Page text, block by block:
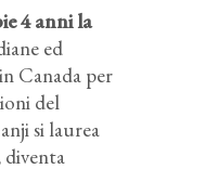
4 anni la
ed
Canada per
del
si laurea